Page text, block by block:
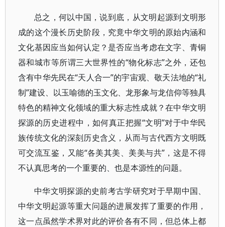
总之，何以中国，说到底，从文明起源到文明形
成的这个漫长历史阶段，究竟中华文明的原始内涵和
文化基因应当如何认定？是否应当考虑在文字、青铜
器和城市等所谓三大世界性的“物化标志”之外，还包
含有中华先民在“天人合一”的宇宙观、敬天法地的“礼
制”建设、以玉喻德的玉文化、龙形象与龙信仰等独具
特色的精神文化领域的重大标志性成就？在中华文明
探源的历史进程中，如何真正把握“文明”对于中华民
族传统文化的深刻历史含义，从而与古代西方文明既
可交流互鉴，又能“各美其美、美美与共”，这是不得
不认真思考的一个重要的、也是本源性的问题。
中华文明探源的史前考古学研究对于早期中国、
中华文明起源等重大问题的进展发挥了重要的作用，
这一点虽然学术界对此的评价各有不同，但总体上都